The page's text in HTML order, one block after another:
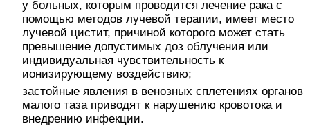
у больных, которым проводится лечение рака с
помощью методов лучевой терапии, имеет место
лучевой цистит, причиной которого может стать
превышение допустимых доз облучения или
индивидуальная чувствительность к
ионизирующему воздействию;
застойные явления в венозных сплетениях органов
малого таза приводят к нарушению кровотока и
внедрению инфекции.